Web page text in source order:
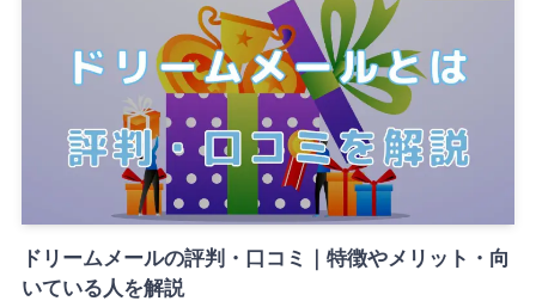
ドリームメールの評判・口コミ｜特徴やメリット・向
いている人を解説